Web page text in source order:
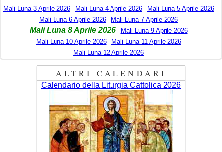
Mali Luna 3 Aprile 2026 Mali Luna 4 Aprile 2026
Mali Luna 5 Aprile 2026
Mali Luna 6 Aprile 2026
Mali Luna 7 Aprile 2026
Mali Luna 8 Aprile 2026
Mali Luna 9 Aprile 2026
Mali Luna 10 Aprile 2026
Mali Luna 11 Aprile 2026
Mali Luna 12 Aprile 2026
ALTRI CALENDARI
Calendario della Liturgia Cattolica 2026